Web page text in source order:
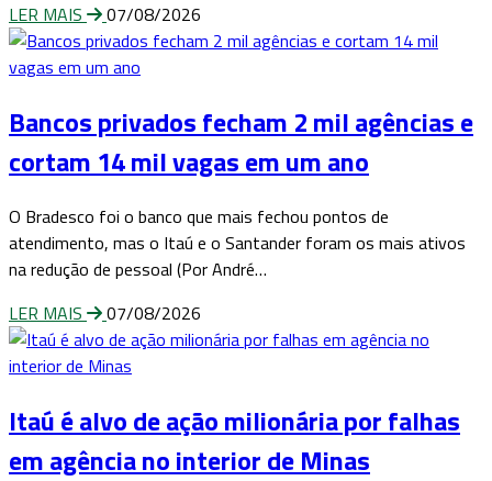
LER MAIS
07/08/2026
Bancos privados fecham 2 mil agências e
cortam 14 mil vagas em um ano
O Bradesco foi o banco que mais fechou pontos de
atendimento, mas o Itaú e o Santander foram os mais ativos
na redução de pessoal (Por André…
LER MAIS
07/08/2026
Itaú é alvo de ação milionária por falhas
em agência no interior de Minas